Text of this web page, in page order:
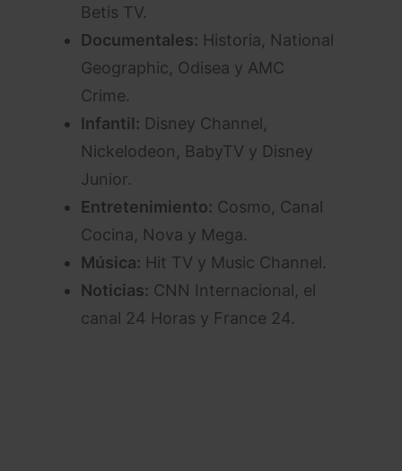
Betis TV.
Documentales: Historia, National
Geographic, Odisea y AMC
Crime.
Infantil: Disney Channel,
Nickelodeon, BabyTV y Disney
Junior.
Entretenimiento: Cosmo, Canal
Cocina, Nova y Mega.
Música: Hit TV y Music Channel.
Noticias: CNN Internacional, el
canal 24 Horas y France 24.